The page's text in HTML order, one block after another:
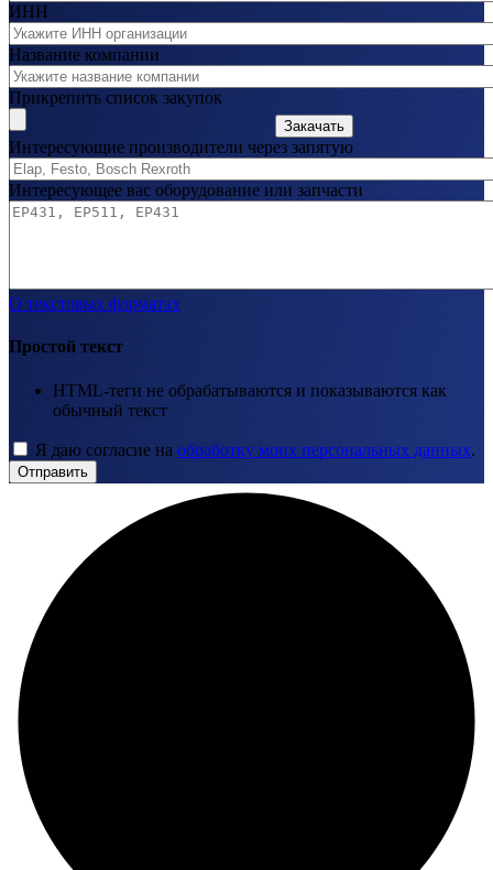
ИНН
Название компании
Прикрепить список закупок
Закачать
Интересующие производители через запятую
Интересующее вас оборудование или запчасти
О текстовых форматах
Простой текст
HTML-теги не обрабатываются и показываются как
обычный текст
Я даю согласие на обработку моих персональных данных.
Отправить